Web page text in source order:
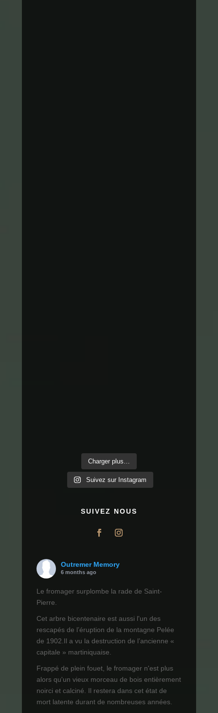
Charger plus…
Suivez sur Instagram
SUIVEZ NOUS
Outremer Memory
6 months ago
Le fromager surplombe la rade de Saint-
Pierre.
Cet arbre bicentenaire est aussi l'un des
rescapés de l’éruption de la montagne Pelée
de 1902.Il a vu la destruction de l’ancienne «
capitale » martiniquaise.
Frappé de plein fouet, le fromager n'est plus
alors qu'un vieux morceau de bois entièrement
noirci et calciné. Il restera dans cet état de
mort latente durant de nombreuses années.